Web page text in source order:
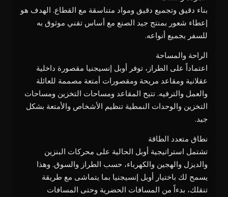
بناء دقيق وتجميع دقيق ومواد متناسقة مع القطاع. الهدف هو
إعطاء شعور بمنتج جيد الصنع مع أساس تقني موثوق به
للسفر بجميع أنواعه.
الراحة والمساحة
اعتماداً على الطراز، توفر أوبل إنسيجنيا مقصورة داخلية
عقلانية ومقاعد مريحة ومقصورات أمتعة مصممة للعائلة
والعمل والترفيه. تتيح المقاعد ومساحات التخزين ومساحات
التخزين والوحدات النمطية تنظيم الأشخاص والأمتعة بشكل
جيد.
نطاق متعدد الطاقة
تشتمل استراتيجية أوبل الحالية على محركات البنزين
والديزل والهجين والكهرباء، حسب الطراز والسوق. وهذا
يسمح لك باختيار أوبل إنسيجنيا بما يتماشى مع طريقة
تنقلك، بدءاً من المسافات الحضرية وحتى المسافات